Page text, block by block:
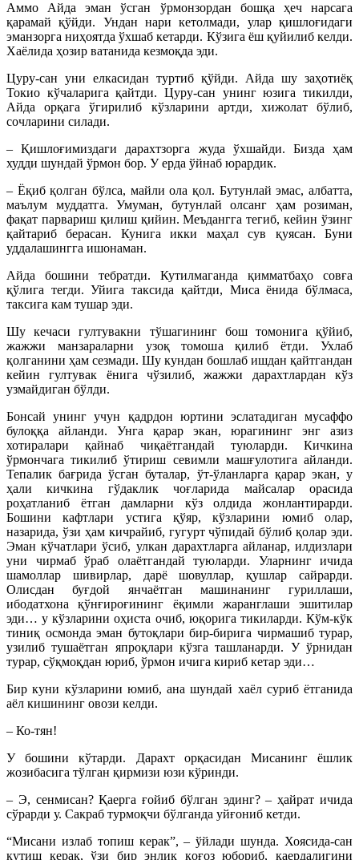
Аммо Айда эман ўсган ўрмонзордан бошқа ҳеч нарсага
қарамай қўйди. Ундан нари кетолмади, улар қишлоғидаги
эманзорга ниҳоятда ўхшаб кетарди. Кўзига ёш қуйилиб келди.
Хаёлида ҳозир ватанида кезмоқда эди.
Цуру-сан уни елкасидан туртиб қўйди. Айда шу заҳотиёқ
Токио кўчаларига қайтди. Цуру-сан унинг юзига тикилди,
Айда орқага ўгирилиб кўзларини артди, хижолат бўлиб,
сочларини силади.
– Қишлоғимиздаги дарахтзорга жуда ўхшайди. Бизда ҳам
худди шундай ўрмон бор. У ерда ўйнаб юрардик.
– Ёқиб қолган бўлса, майли ола қол. Бутунлай эмас, албатта,
маълум муддатга. Умуман, бутунлай олсанг ҳам розиман,
фақат парвариш қилиш қийин. Меъдангга тегиб, кейин ўзинг
қайтариб берасан. Кунига икки маҳал сув қуясан. Буни
уддалашингга ишонаман.
Айда бошини тебратди. Кутилмаганда қимматбаҳо совға
қўлига тегди. Уйига таксида қайтди, Миса ёнида бўлмаса,
таксига кам тушар эди.
Шу кечаси гултувакни тўшагининг бош томонига қўйиб,
жажжи манзараларни узоқ томоша қилиб ётди. Ухлаб
қолганини ҳам сезмади. Шу кундан бошлаб ишдан қайтгандан
кейин гултувак ёнига чўзилиб, жажжи дарахтлардан кўз
узмайдиган бўлди.
Бонсай унинг учун қадрдон юртини эслатадиган мусаффо
булоққа айланди. Унга қарар экан, юрагининг энг азиз
хотиралари қайнаб чиқаётгандай туюларди. Кичкина
ўрмончага тикилиб ўтириш севимли машғулотига айланди.
Тепалик бағрида ўсган буталар, ўт-ўланларга қарар экан, у
ҳали кичкина гўдаклик чоғларида майсалар орасида
роҳатланиб ётган дамларни кўз олдида жонлантирарди.
Бошини кафтлари устига қўяр, кўзларини юмиб олар,
назарида, ўзи ҳам кичрайиб, гугурт чўпидай бўлиб қолар эди.
Эман кўчатлари ўсиб, улкан дарахтларга айланар, илдизлари
уни чирмаб ўраб олаётгандай туюларди. Уларнинг ичида
шамоллар шивирлар, дарё шовуллар, қушлар сайрарди.
Олисдан буғдой янчаётган машинанинг гуриллаши,
ибодатхона қўнғироғининг ёқимли жаранглаши эшитилар
эди… у кўзларини оҳиста очиб, юқорига тикиларди. Кўм-кўк
тиниқ осмонда эман бутоқлари бир-бирига чирмашиб турар,
узилиб тушаётган япроқлари кўзга ташланарди. У ўрнидан
турар, сўқмоқдан юриб, ўрмон ичига кириб кетар эди…
Бир куни кўзларини юмиб, ана шундай хаёл суриб ётганида
аёл кишининг овози келди.
– Ко-тян!
У бошини кўтарди. Дарахт орқасидан Мисанинг ёшлик
жозибасига тўлган қирмизи юзи кўринди.
– Э, сенмисан? Қаерга ғойиб бўлган эдинг? – ҳайрат ичида
сўрарди у. Сакраб турмоқчи бўлганда уйғониб кетди.
“Мисани излаб топиш керак”, – ўйлади шунда. Хоясида-сан
кутиш керак, ўзи бир энлик қоғоз юбориб, қаердалигини